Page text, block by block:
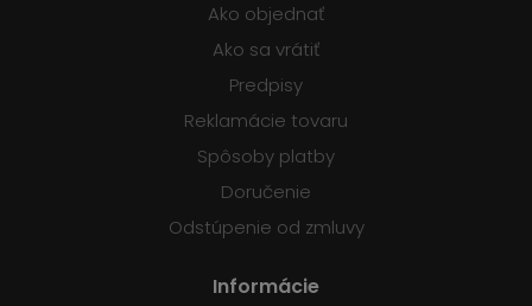
Ako objednať
Ako sa vrátiť
Predpisy
Reklamácie tovaru
Spôsoby platby
Doručenie
Odstúpenie od zmluvy
Informácie